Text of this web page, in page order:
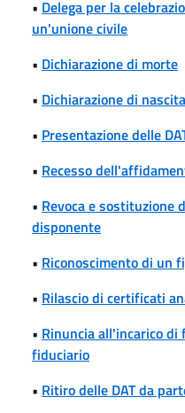
• Delega per la
un'unione civile
• Dichiarazione di morte
• Dichiarazione di nascita
• Presentazione delle
• Recesso
• Revoca e sostituzione
disponente
• Riconoscimento di un
• Rilascio di certificati
• Rinuncia all'incarico
fiduciario
• Ritiro delle DAT da